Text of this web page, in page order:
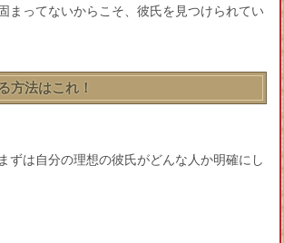
まってないからこそ、彼氏を見つけられてい
方法はこれ！
ずは自分の理想の彼氏がどんな人か明確にし